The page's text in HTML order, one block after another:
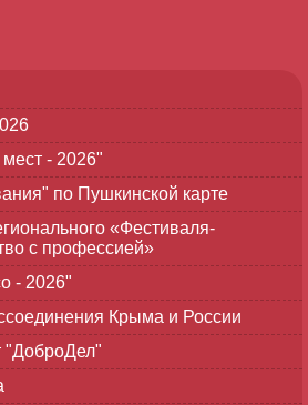
- 2026"
по Пушкинской карте
«Фестиваля-
с профессией»
- 2026"
Крыма и России
"ДоброДел"